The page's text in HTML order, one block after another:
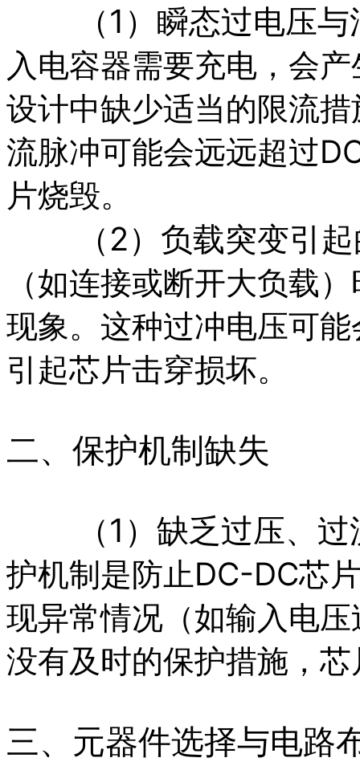
（1）瞬态过电压与
入电容器需要充电，会
设计中缺少适当的限流
流脉冲可能会远远超过
片烧毁。
（2）负载突变引起
（如连接或断开大负载
现象。这种过冲电压可
引起芯片击穿损坏。
二、保护机制缺失
（1）缺乏过压、过
护机制是防止DC-DC芯
现异常情况（如输入电
没有及时的保护措施，
三、元器件选择与电路